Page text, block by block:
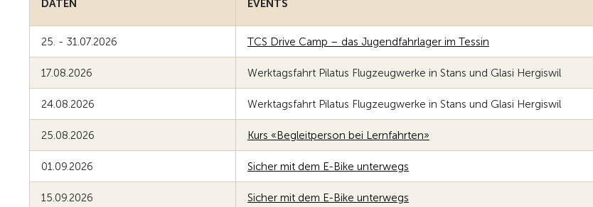
DATEN EVENTS
25. - 31.07.2026 TCS Drive Camp – das Jugendfahrlager im Tessin
17.08.2026 Werktagsfahrt Pilatus Flugzeugwerke in Stans und Glasi Hergiswil
24.08.2026 Werktagsfahrt Pilatus Flugzeugwerke in Stans und Glasi Hergiswil
25.08.2026 Kurs «Begleitperson bei Lernfahrten»
01.09.2026 Sicher mit dem E-Bike unterwegs
15.09.2026 Sicher mit dem E-Bike unterwegs